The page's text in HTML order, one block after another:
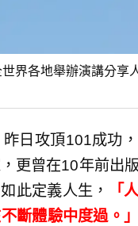
界各地舉辦演講分享
日攻頂101成功
更曾在10年前出
此定義人生，
「
斷體驗中度過。